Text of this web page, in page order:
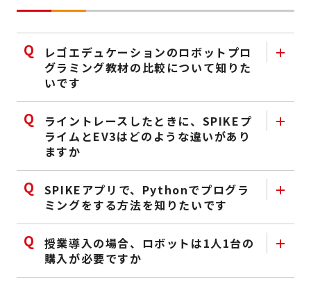
レゴエデュケーションのロボットプロ
グラミング教材の比較について知りた
いです
ライントレースしたときに、SPIKEプ
ライムとEV3はどのような違いがあり
ますか
SPIKEアプリで、Pythonでプログラ
ミングをする方法を知りたいです
授業導入の場合、ロボットは1人1台の
購入が必要ですか